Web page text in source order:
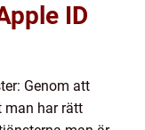
ID
Genom att
man har rätt